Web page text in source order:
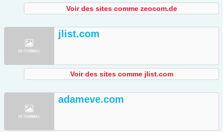
Voir des sites comme zeocom.de
jlist.com
Voir des sites comme jlist.com
adameve.com